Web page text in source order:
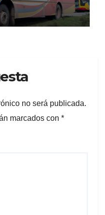
no será publicada.
marcados con *